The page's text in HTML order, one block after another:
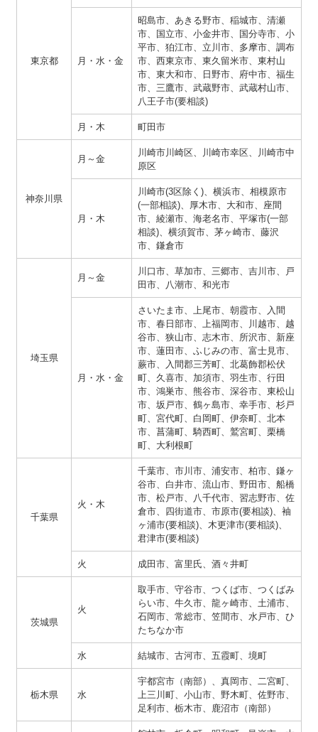
東京都 月・水・金
昭島市、あきる野市、稲城市、清瀬
市、国立市、小金井市、国分寺市、小
平市、狛江市、立川市、多摩市、調布
市、西東京市、東久留米市、東村山
市、東大和市、日野市、府中市、福生
市、三鷹市、武蔵野市、武蔵村山市、
八王子市(要相談)
月・木 町田市
神奈川県
月～金
川崎市川崎区、川崎市幸区、川崎市中
原区
月・木
川崎市(3区除く)、横浜市、相模原市
(一部相談)、厚木市、大和市、座間
市、綾瀬市、海老名市、平塚市(一部
相談)、横須賀市、茅ヶ崎市、藤沢
市、鎌倉市
埼玉県
月～金
川口市、草加市、三郷市、吉川市、戸
田市、八潮市、和光市
月・水・金
さいたま市、上尾市、朝霞市、入間
市、春日部市、上福岡市、川越市、越
谷市、狭山市、志木市、所沢市、新座
市、蓮田市、ふじみの市、富士見市、
蕨市、入間郡三芳町、北葛飾郡松伏
町、久喜市、加須市、羽生市、行田
市、鴻巣市、熊谷市、深谷市、東松山
市、坂戸市、鶴ヶ島市、幸手市、杉戸
町、宮代町、白岡町、伊奈町、北本
市、菖蒲町、騎西町、鷲宮町、栗橋
町、大利根町
千葉県
火・木
千葉市、市川市、浦安市、柏市、鎌ヶ
谷市、白井市、流山市、野田市、船橋
市、松戸市、八千代市、習志野市、佐
倉市、四街道市、市原市(要相談)、袖
ヶ浦市(要相談)、木更津市(要相談)、
君津市(要相談)
火 成田市、富里氏、酒々井町
茨城県
火
取手市、守谷市、つくば市、つくばみ
らい市、牛久市、龍ヶ崎市、土浦市、
石岡市、常総市、笠間市、水戸市、ひ
たちなか市
水 結城市、古河市、五霞町、境町
栃木県 水
宇都宮市（南部）、真岡市、二宮町、
上三川町、小山市、野木町、佐野市、
足利市、栃木市、鹿沼市（南部）